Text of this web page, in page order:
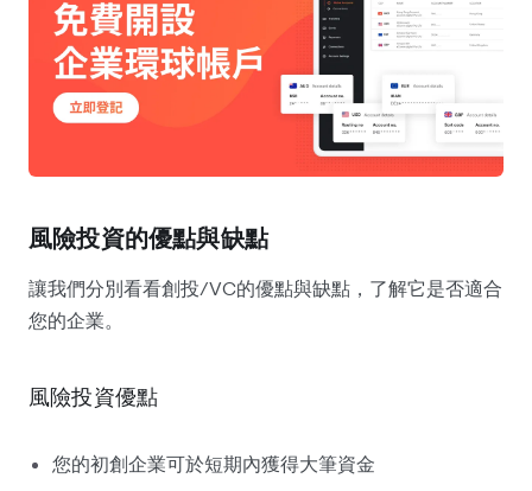
風險投資的優點與缺點
讓我們分別看看創投/VC的優點與缺點，了解它是否適合
您的企業。
風險投資優點
您的初創企業可於短期內獲得大筆資金